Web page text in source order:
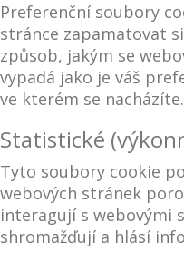
Preferenční soubory
stránce zapamatovat
způsob, jakým se
vypadá jako je váš
ve kterém se nacházíte.
Statistické
Tyto soubory cookie
webových stránek
interagují s webovými
shromažďují a hlásí